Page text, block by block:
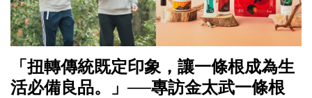
「扭轉傳統既定印象，讓一條根成為生
活必備良品。」──專訪金太武一條根